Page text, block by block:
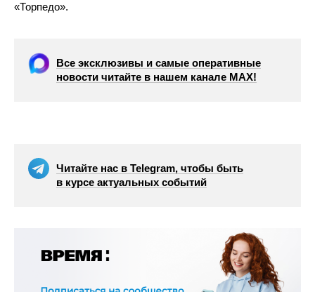
«Торпедо».
Все эксклюзивы и самые оперативные
новости читайте в нашем канале МАХ!
Читайте нас в Telegram, чтобы быть
в курсе актуальных событий